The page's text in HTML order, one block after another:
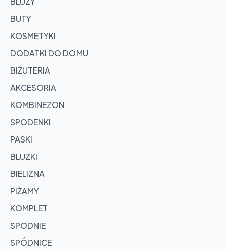
BUTY
KOSMETYKI
DODATKI DO DOMU
BIŻUTERIA
AKCESORIA
KOMBINEZON
SPODENKI
PASKI
BLUZKI
BIELIZNA
PIŻAMY
KOMPLET
SPODNIE
SPÓDNICE